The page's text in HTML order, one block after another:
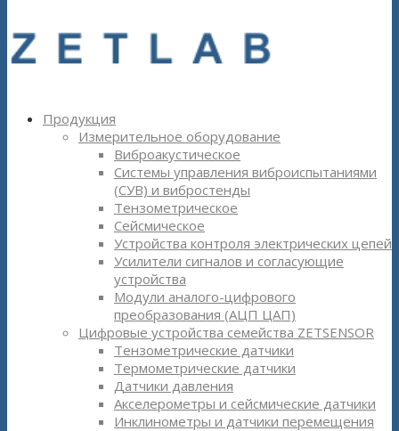
Продукция
Измерительное оборудование
Виброакустическое
Системы управления виброиспытаниями
(СУВ) и вибростенды
Тензометрическое
Сейсмическое
Устройства контроля электрических цепей
Усилители сигналов и согласующие
устройства
Модули аналого-цифрового
преобразования (АЦП ЦАП)
Цифровые устройства семейства ZETSENSOR
Тензометрические датчики
Термометрические датчики
Датчики давления
Акселерометры и сейсмические датчики
Инклинометры и датчики перемещения